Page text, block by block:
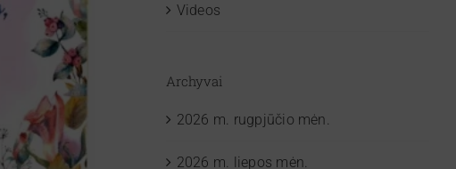
Videos
Archyvai
2026 m. rugpjūčio mėn.
2026 m. liepos mėn.